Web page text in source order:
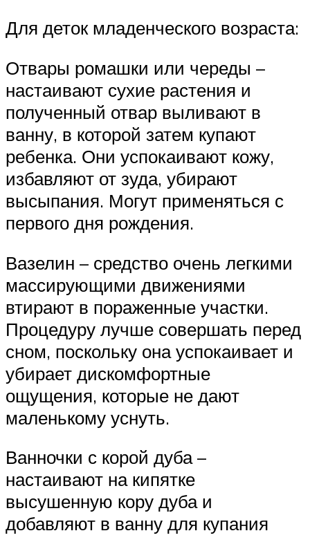
Для деток младенческого возраста:
Отвары ромашки или череды –
настаивают сухие растения и
полученный отвар выливают в
ванну, в которой затем купают
ребенка. Они успокаивают кожу,
избавляют от зуда, убирают
высыпания. Могут применяться с
первого дня рождения.
Вазелин – средство очень легкими
массирующими движениями
втирают в пораженные участки.
Процедуру лучше совершать перед
сном, поскольку она успокаивает и
убирает дискомфортные
ощущения, которые не дают
маленькому уснуть.
Ванночки с корой дуба –
настаивают на кипятке
высушенную кору дуба и
добавляют в ванну для купания